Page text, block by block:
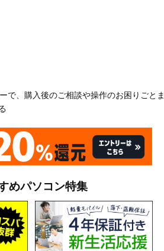
で、購入後のご相談や操作のお困りごと
めパソコン特集